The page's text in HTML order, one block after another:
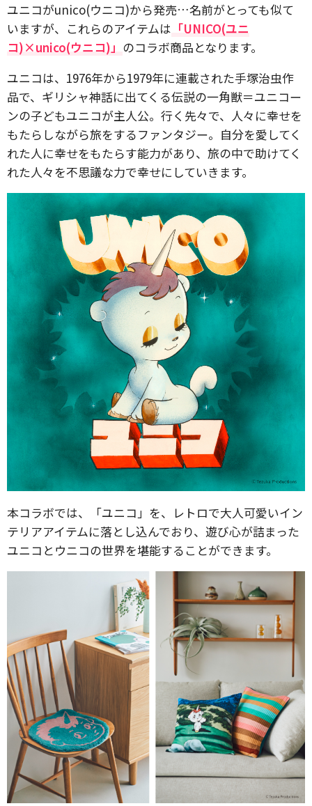
ユニコがunico(ウニコ)から発売…名前がとっても似て
いますが、これらのアイテムは 「UNICO(ユニ
コ)×unico(ウニコ)」 のコラボ商品となります。
ユニコは、1976年から1979年に連載された手塚治虫作
品で、ギリシャ神話に出てくる伝説の一角獣＝ユニコー
ンの子どもユニコが主人公。行く先々で、人々に幸せを
もたらしながら旅をするファンタジー。自分を愛してく
れた人に幸せをもたらす能力があり、旅の中で助けてく
れた人々を不思議な力で幸せにしていきます。
本コラボでは、「ユニコ」を、レトロで大人可愛いイン
テリアアイテムに落とし込んでおり、遊び心が詰まった
ユニコとウニコの世界を堪能することができます。